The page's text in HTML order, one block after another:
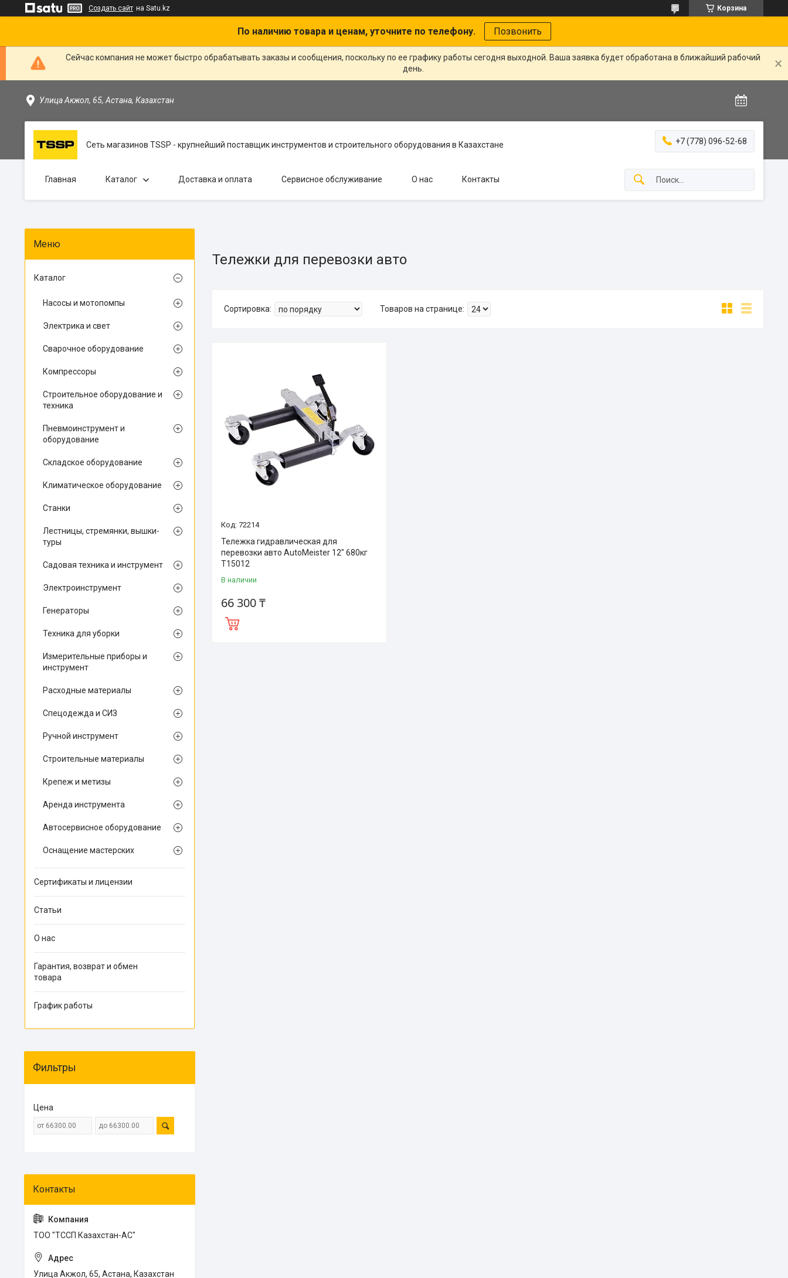
Создать сайт на Satu.kz Корзина
По наличию товара и ценам, уточните по телефону. Позвонить
Сейчас компания не может быстро обрабатывать заказы и сообщения, поскольку по ее графику работы сегодня выходной. Ваша заявка будет обработана в ближайший рабочий
день.
Улица Акжол, 65, Астана, Казахстан
Сеть магазинов TSSP - крупнейший поставщик инструментов и строительного оборудования в Казахстане +7 (778) 096-52-68
Главная Каталог Доставка и оплата Сервисное обслуживание О нас Контакты
Тележки для перевозки авто
72214
Тележка гидравлическая для
перевозки авто AutoMeister 12" 680кг
T15012
В наличии
66 300 ₸
Каталог
Насосы и мотопомпы
Электрика и свет
Сварочное оборудование
Компрессоры
Строительное оборудование и
техника
Пневмоинструмент и
оборудование
Складское оборудование
Климатическое оборудование
Станки
Лестницы, стремянки, вышки-
туры
Садовая техника и инструмент
Электроинструмент
Генераторы
Техника для уборки
Измерительные приборы и
инструмент
Расходные материалы
Спецодежда и СИЗ
Ручной инструмент
Строительные материалы
Крепеж и метизы
Аренда инструмента
Автосервисное оборудование
Оснащение мастерских
Сертификаты и лицензии
Статьи
О нас
Гарантия, возврат и обмен
товара
График работы
Фильтры
Цена
ТОО "ТССП Казахстан-АС"
Улица Акжол, 65, Астана, Казахстан